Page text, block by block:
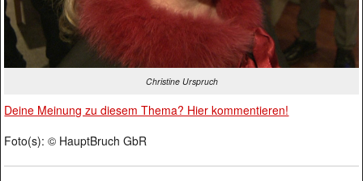
Christine Urspruch
Deine Meinung zu diesem Thema? Hier kommentieren!
Foto(s): © HauptBruch GbR